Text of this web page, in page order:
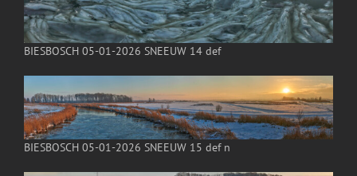
BIESBOSCH 05-01-2026 SNEEUW 14 def
BIESBOSCH 05-01-2026 SNEEUW 15 def n